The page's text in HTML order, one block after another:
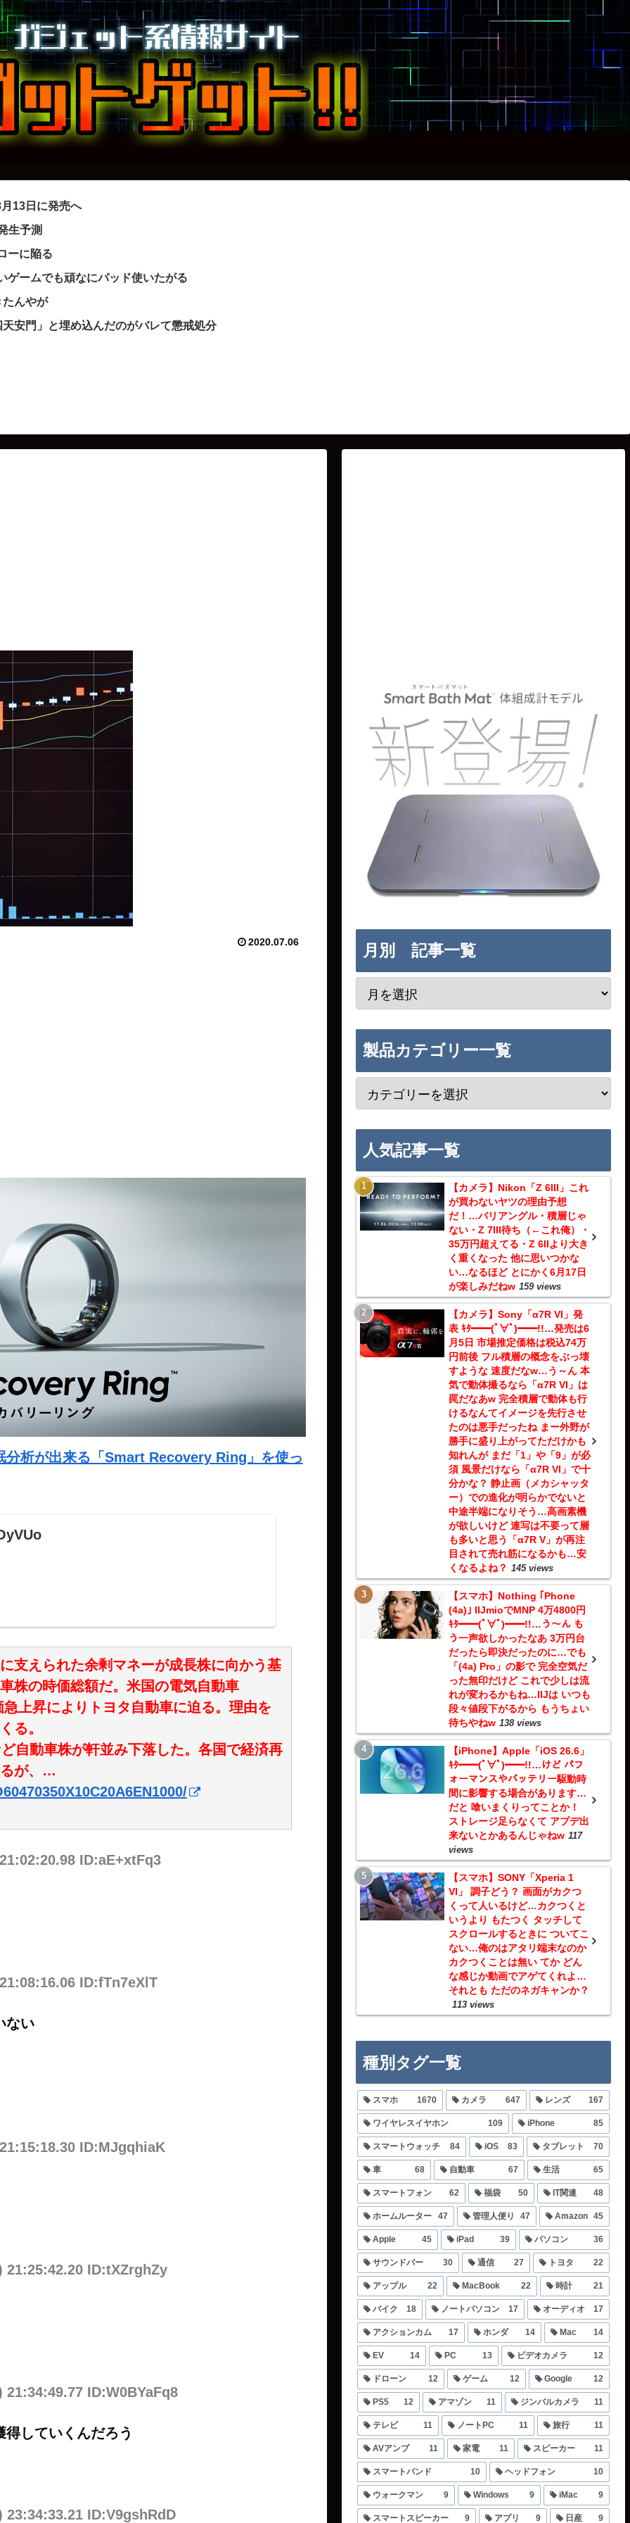
13日に発売へ
生予測
ーに陥る
ゲームでも頑なにパッド使いたがる
たんやが
安門」と埋め込んだのがバレて懲戒処分
2020.07.06
分析が出来る「Smart Recovery Ring」を使っ
支えられた余剰マネーが成長株に向かう基
株の時価総額だ。米国の電気自動車
上昇によりトヨタ自動車に迫る。理由を
る。
自動車株が軒並み下落した。各国で経済再
るが、…
ID:aE+xtFq3
ID:fTn7eXlT
ない
ID:MJgqhiaK
21:25:42.20 ID:tXZrghZy
21:34:49.77 ID:W0BYaFq8
していくんだろう
23:34:33.21 ID:V9gshRdD
月別 記事一覧
製品カテゴリー一覧
人気記事一覧
【カメラ】Nikon「Z 6III」これ
が買わないヤツの理由予想
だ！…バリアングル・積層じゃ
ない・Z 7III待ち（←これ俺）・
35万円超えてる・Z 6IIより大き
く重くなった 他に思いつかな
い…なるほど とにかく6月17日
が楽しみだねw 159 views
【カメラ】Sony「α7R VI」発
表 ｷﾀ━━(ﾟ∀ﾟ)━━!!…発売は6
月5日 市場推定価格は税込74万
円前後 フル積層の概念をぶっ壊
すような 速度だなw…う～ん 本
気で動体撮るなら「α7R VI」は
罠だなあw 完全積層で動体も行
けるなんてイメージを先行させ
たのは悪手だったね まー外野が
勝手に盛り上がってただけかも
知れんが まだ「1」や「9」が必
須 風景だけなら「α7R VI」で十
分かな？ 静止画（メカシャッタ
ー）での進化が明らかでないと
中途半端になりそう…高画素機
が欲しいけど 連写は不要って層
も多いと思う「α7R V」が再注
目されて売れ筋になるかも…安
くなるよね？ 145 views
【スマホ】Nothing ｢Phone
(4a)｣ IIJmioでMNP 4万4800円
ｷﾀ━━(ﾟ∀ﾟ)━━!!…う～ん も
う一声欲しかったなあ 3万円台
だったら即決だったのに…でも
「(4a) Pro」の影で 完全空気だ
った無印だけど これで少しは流
れが変わるかもね…IIJは いつも
段々値段下がるから もうちょい
待ちやねw 138 views
【iPhone】Apple「iOS 26.6」
ｷﾀ━━(ﾟ∀ﾟ)━━!!…けど パフ
ォーマンスやバッテリー駆動時
間に影響する場合があります…
だと 喰いまくりってことか！
ストレージ足らなくて アプデ出
来ないとかあるんじゃねw 117
views
【スマホ】SONY「Xperia 1
VI」 調子どう？ 画面がカクつ
くって人いるけど…カクつくと
いうより もたつく タッチして
スクロールするときに ついてこ
ない…俺のはアタリ端末なのか
カクつくことは無い てか どん
な感じか動画でアゲてくれよ…
それとも ただのネガキャンか？
113 views
種別タグ一覧
スマホ 1670 カメラ 647 レンズ 167
ワイヤレスイヤホン 109 iPhone 85
スマートウォッチ 84 iOS 83 タブレット 70
車 68 自動車 67 生活 65
スマートフォン 62 福袋 50 IT関連 48
ホームルーター 47 管理人便り 47 Amazon 45
Apple 45 iPad 39 パソコン 36
サウンドバー 30 通信 27 トヨタ 22
アップル 22 MacBook 22 時計 21
バイク 18 ノートパソコン 17 オーディオ 17
アクションカム 17 ホンダ 14 Mac 14
EV 14 PC 13 ビデオカメラ 12
ドローン 12 ゲーム 12 Google 12
PS5 12 アマゾン 11 ジンバルカメラ 11
テレビ 11 ノートPC 11 旅行 11
AVアンプ 11 家電 11 スピーカー 11
スマートバンド 10 ヘッドフォン 10
ウォークマン 9 Windows 9 iMac 9
スマートスピーカー 9 アプリ 9 日産 9